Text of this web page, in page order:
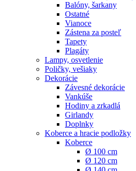
Balóny, šarkany
Ostatné
Vianoce
Zástena za posteľ
Tapety
Plagáty
Lampy, osvetlenie
Poličky, vešiaky
Dekorácie
Závesné dekorácie
Vankúše
Hodiny a zrkadlá
Girlandy
Doplnky
Koberce a hracie podložky
Koberce
Ø 100 cm
Ø 120 cm